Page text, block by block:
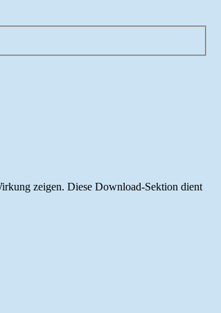
zeigen. Diese Download-Sektion dient